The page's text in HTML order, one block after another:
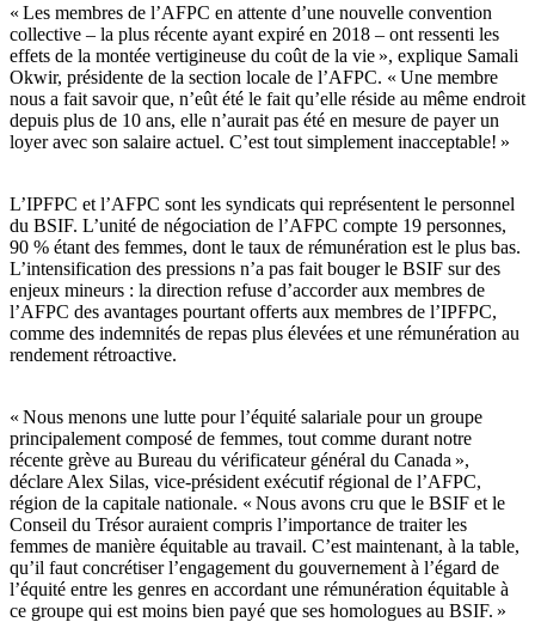
« Les membres de l’AFPC en attente d’une nouvelle convention
collective – la plus récente ayant expiré en 2018 – ont ressenti les
effets de la montée vertigineuse du coût de la vie », explique Samali
Okwir, présidente de la section locale de l’AFPC. « Une membre
nous a fait savoir que, n’eût été le fait qu’elle réside au même endroit
depuis plus de 10 ans, elle n’aurait pas été en mesure de payer un
loyer avec son salaire actuel. C’est tout simplement inacceptable! »
L’IPFPC et l’AFPC sont les syndicats qui représentent le personnel
du BSIF. L’unité de négociation de l’AFPC compte 19 personnes,
90 % étant des femmes, dont le taux de rémunération est le plus bas.
L’intensification des pressions n’a pas fait bouger le BSIF sur des
enjeux mineurs : la direction refuse d’accorder aux membres de
l’AFPC des avantages pourtant offerts aux membres de l’IPFPC,
comme des indemnités de repas plus élevées et une rémunération au
rendement rétroactive.
« Nous menons une lutte pour l’équité salariale pour un groupe
principalement composé de femmes, tout comme durant notre
récente grève au Bureau du vérificateur général du Canada »,
déclare Alex Silas, vice-président exécutif régional de l’AFPC,
région de la capitale nationale. « Nous avons cru que le BSIF et le
Conseil du Trésor auraient compris l’importance de traiter les
femmes de manière équitable au travail. C’est maintenant, à la table,
qu’il faut concrétiser l’engagement du gouvernement à l’égard de
l’équité entre les genres en accordant une rémunération équitable à
ce groupe qui est moins bien payé que ses homologues au BSIF. »